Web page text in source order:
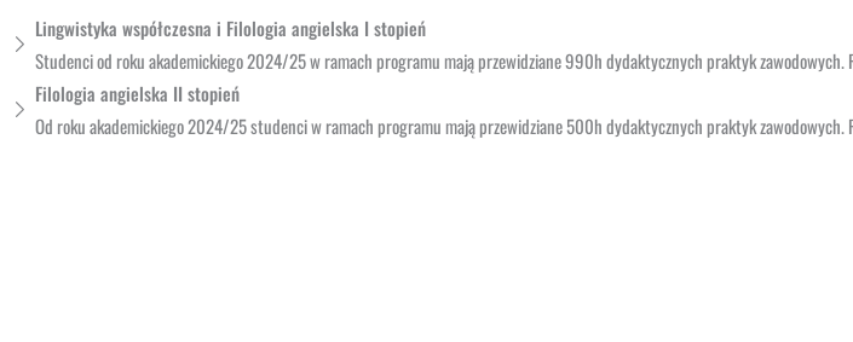
Lingwistyka współczesna i Filologia angielska I stopień
Studenci od roku akademickiego 2024/25 w ramach programu mają przewidziane 990h dydaktycznych praktyk
Filologia angielska II stopień
Od roku akademickiego 2024/25 studenci w ramach programu mają przewidziane 500h dydaktycznych praktyk